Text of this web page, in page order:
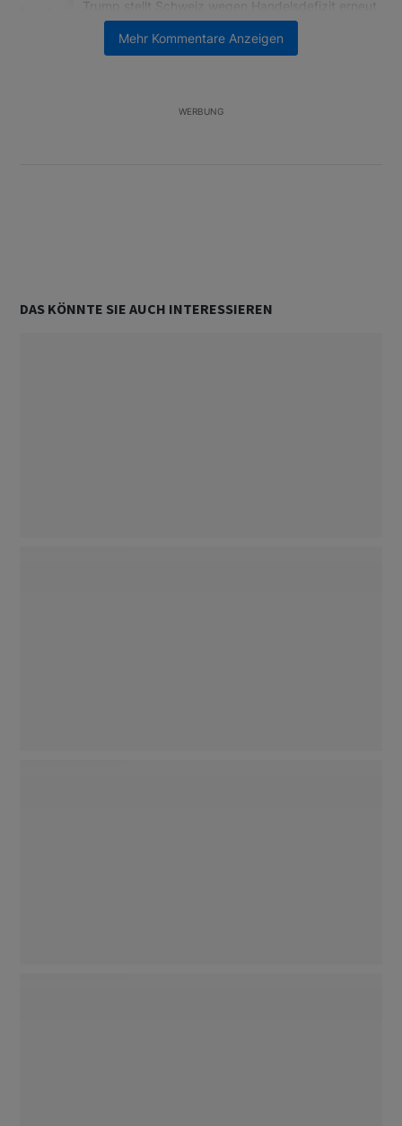
Mehr Kommentare Anzeigen
Ein Trendartikel mit dem Titel "Trump stellt Schweiz wegen
Trump stellt Schweiz wegen Handelsdefizit erneut
an den Pranger
WERBUNG
DAS KÖNNTE SIE AUCH INTERESSIEREN